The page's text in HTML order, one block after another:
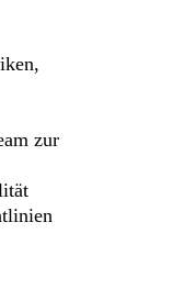
zur